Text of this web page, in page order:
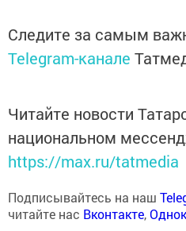
Следите за самым
Telegram-канале
Читайте новости
национальном
https://max.ru/tatmedia
Подписывайтесь на наш
читайте нас Вконтакте,